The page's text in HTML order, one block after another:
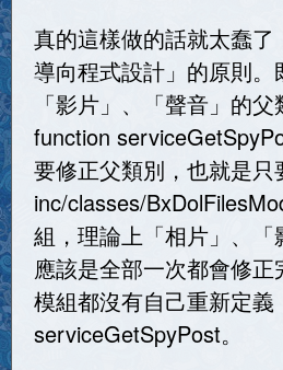
真的這樣做的話就太蠢
導向程式設計」的原則。
「影片」、「聲音」的
function
要修正父類別，也就是只
inc/classes/
組，理論上「相片」、「
應該是全部一次都會修
模組都沒有自己重新定義
serviceGetSpyPost。